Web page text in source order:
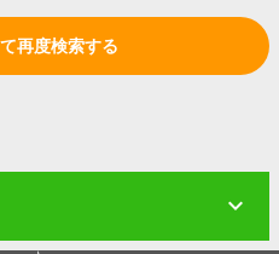
再度検索する